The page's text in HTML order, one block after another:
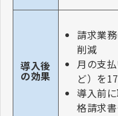
導入後
の効果
請求業
削減
月の支
ど）を
導入前
格請求